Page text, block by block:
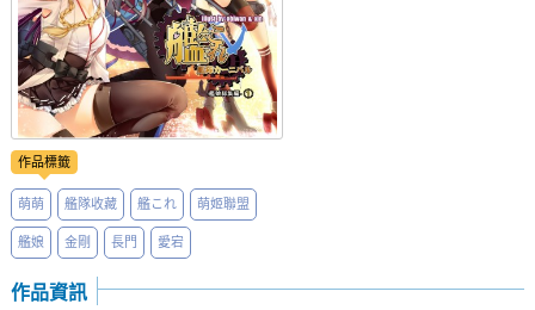
作品標籤
萌萌 艦隊收藏 艦これ 萌姬聯盟
艦娘 金剛 長門 愛宕
作品資訊